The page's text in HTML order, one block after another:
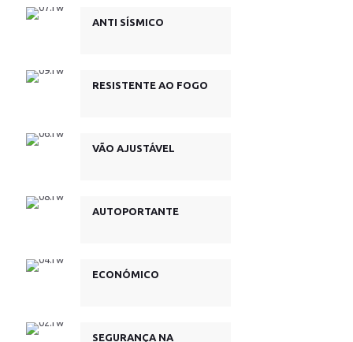
ANTI SÍSMICO
RESISTENTE AO FOGO
VÃO AJUSTÁVEL
AUTOPORTANTE
ECONÓMICO
SEGURANÇA NA